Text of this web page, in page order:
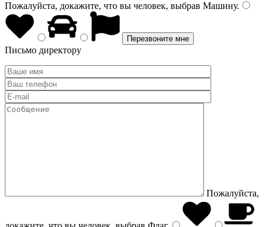
Пожалуйста, докажите, что вы человек, выбрав Машину.
Письмо директору
Пожалуйста,